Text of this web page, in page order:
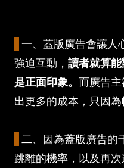
一、蓋版廣告會讓人
強迫互動， 讀者就算
是正面印象。 而廣告
出更多的成本，只因為
二、因為蓋版廣告的
跳離的機率，以及再